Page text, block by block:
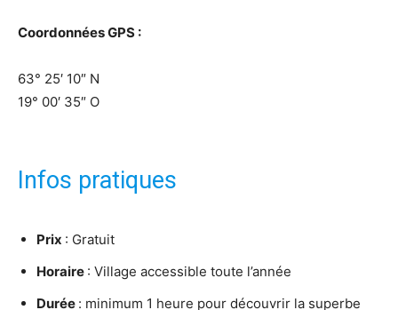
Coordonnées GPS :
63° 25′ 10″ N
19° 00′ 35″ O
Infos pratiques
Prix : Gratuit
Horaire : Village accessible toute l’année
Durée : minimum 1 heure pour découvrir la superbe